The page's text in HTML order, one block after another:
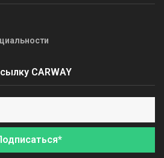
CARWAY